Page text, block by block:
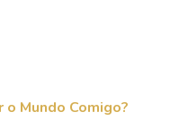
o Mundo Comigo?